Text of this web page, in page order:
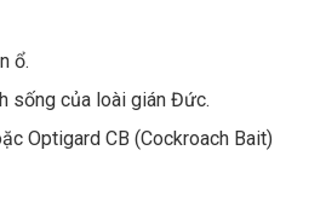
ổ.
sống của loài gián Đức.
Optigard CB (Cockroach Bait)